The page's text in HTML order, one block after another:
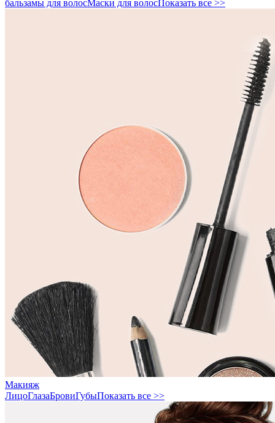
бальзамы для волосМаски для волосПоказать все >>
Макияж
ЛицоГлазаБровиГубыПоказать все >>